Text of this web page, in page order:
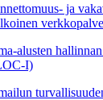
ja
alusten
I)